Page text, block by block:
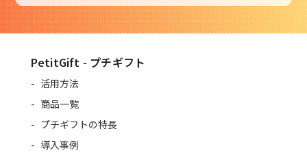
PetitGift - プチギフト
活用方法
商品一覧
プチギフトの特長
導入事例